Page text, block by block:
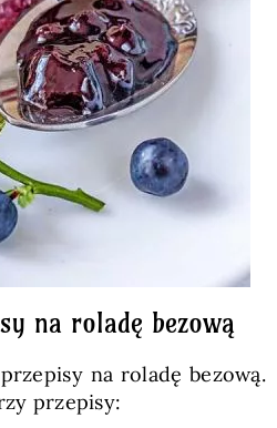
na roladę bezową
na roladę bezową.
przepisy: